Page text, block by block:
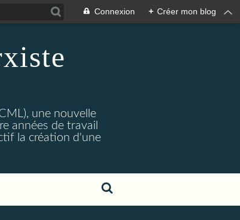
Connexion + Créer mon blog
une nouvelle
années de travail
la création d'une